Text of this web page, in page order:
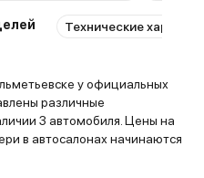
Технические
у официальных
различные
3 автомобиля. Цены на
в автосалонах начинаются